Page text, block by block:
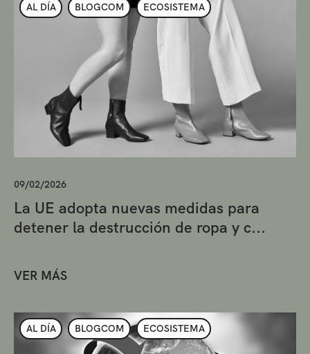
AL DÍA BLOGCOM ECOSISTEMA
09/02/2026
La UE adopta nuevas medidas para
detener la destrucción de ropa y c...
VER MÁS
AL DÍA BLOGCOM ECOSISTEMA